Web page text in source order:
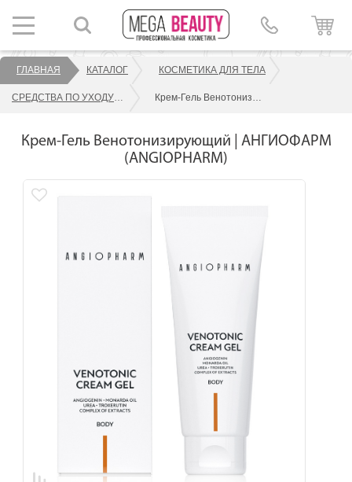
ГЛАВНАЯ КАТАЛОГ КОСМЕТИКА ДЛЯ ТЕЛА
СРЕДСТВА ПО УХОДУ ЗА ТЕЛОМ Крем-Гель Венотонизирующий | АНГИОФАРМ (ANGIOPHARM)
Крем-Гель Венотонизирующий | АНГИОФАРМ
(ANGIOPHARM)